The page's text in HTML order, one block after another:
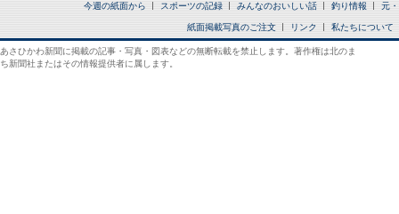
今週の紙面から スポーツの記録 みんなのおいしい話 釣り情報 元
紙面掲載写真のご注文 リンク 私たちについて
あさひかわ新聞に掲載の記事・写真・図表などの無断転載を禁止します。著作権は北のま
ち新聞社またはその情報提供者に属します。